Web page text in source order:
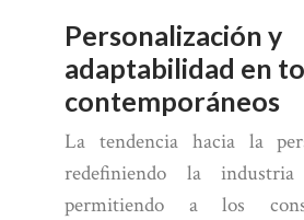
Personalización y
adaptabilidad en
contemporáneos
La tendencia hacia la
redefiniendo la
permitiendo a los